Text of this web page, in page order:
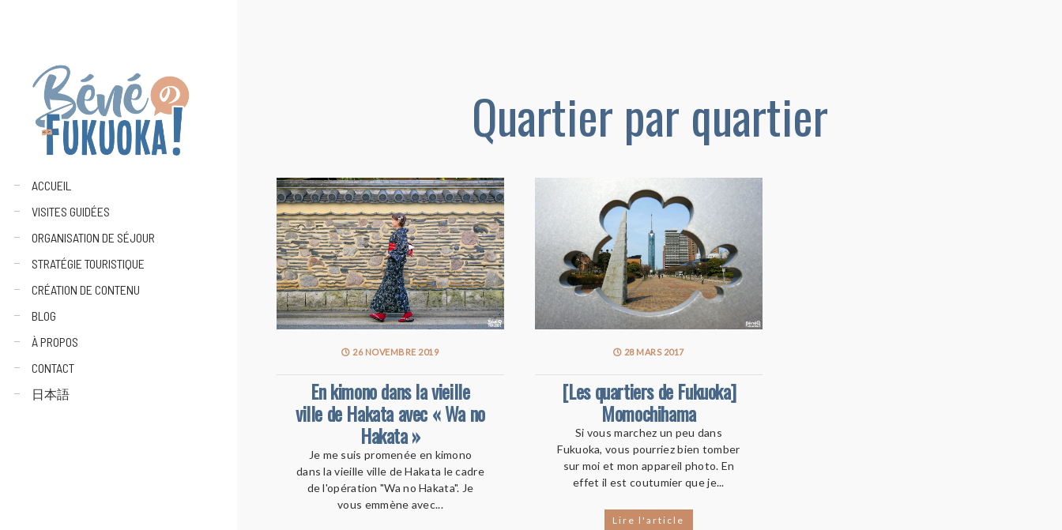
ACCUEIL
VISITES GUIDÉES
ORGANISATION DE SÉJOUR
STRATÉGIE TOURISTIQUE
CRÉATION DE CONTENU
BLOG
À PROPOS
CONTACT
日本語
Quartier par quartier
26 NOVEMBRE 2019
En kimono dans la vieille
ville de Hakata avec « Wa no
Hakata »
Je me suis promenée en kimono
dans la vieille ville de Hakata le cadre
de l'opération "Wa no Hakata". Je
vous emmène avec...
28 MARS 2017
[Les quartiers de Fukuoka]
Momochihama
Si vous marchez un peu dans
Fukuoka, vous pourriez bien tomber
sur moi et mon appareil photo. En
effet il est coutumier que je...
Lire l'article